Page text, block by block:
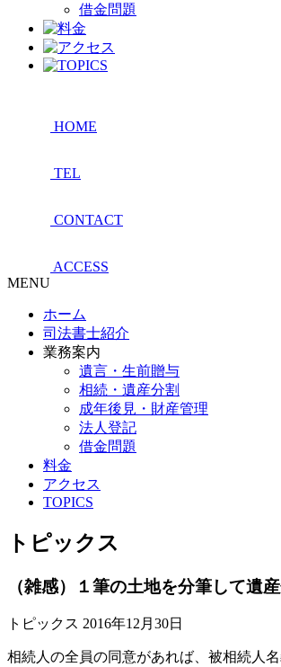
借金問題
HOME
TEL
CONTACT
ACCESS
MENU
ホーム
司法書士紹介
業務案内
遺言・生前贈与
相続・遺産分割
成年後見・財産管理
法人登記
借金問題
料金
アクセス
TOPICS
トピックス
（雑感）１筆の土地を分筆して遺
トピックス 2016年12月30日
相続人の全員の同意があれば、被相続人